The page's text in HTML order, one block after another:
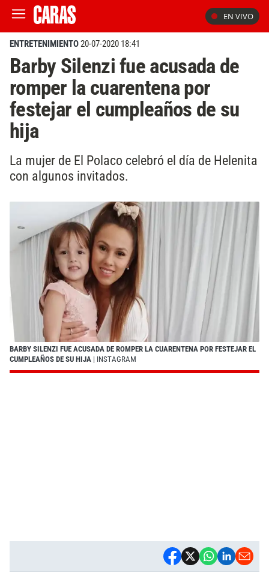
EN VIVO
ENTRETENIMIENTO20-07-2020 18:41
Barby Silenzi fue acusada de
romper la cuarentena por
festejar el cumpleaños de su
hija
La mujer de El Polaco celebró el día de Helenita
con algunos invitados.
BARBY SILENZI FUE ACUSADA DE ROMPER LA CUARENTENA POR FESTEJAR EL
CUMPLEAÑOS DE SU HIJA | INSTAGRAM